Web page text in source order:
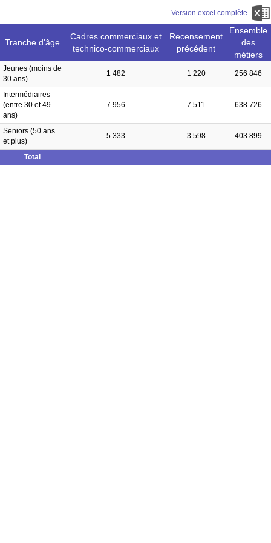
Version excel complète
Tranche d'âge
Cadres commerciaux et
technico-commerciaux
Recensement
précédent
Ensemble
des
métiers
Jeunes (moins de
30 ans)
1 482 1 220 256 846
Intermédiaires
(entre 30 et 49
ans)
7 956 7 511 638 726
Seniors (50 ans
et plus)
5 333 3 598 403 899
Total